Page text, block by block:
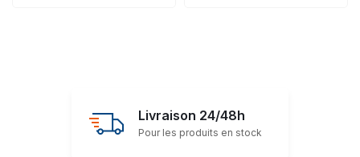
Livraison 24/48h
Pour les produits en stock